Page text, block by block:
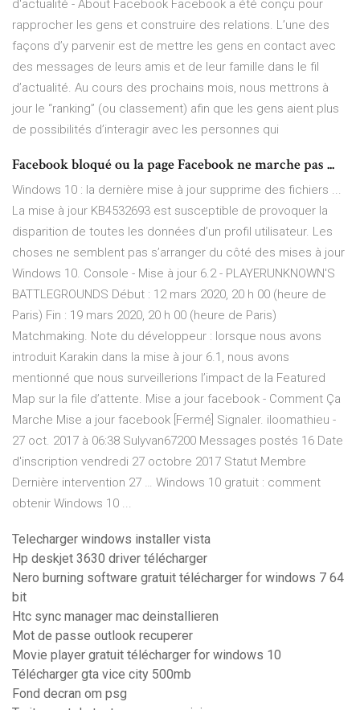
d'actualité - About Facebook Facebook a été conçu pour
rapprocher les gens et construire des relations. L’une des
façons d’y parvenir est de mettre les gens en contact avec
des messages de leurs amis et de leur famille dans le fil
d’actualité. Au cours des prochains mois, nous mettrons à
jour le “ranking” (ou classement) afin que les gens aient plus
de possibilités d’interagir avec les personnes qui
Facebook bloqué ou la page Facebook ne marche pas ...
Windows 10 : la dernière mise à jour supprime des fichiers ...
La mise à jour KB4532693 est susceptible de provoquer la
disparition de toutes les données d’un profil utilisateur. Les
choses ne semblent pas s’arranger du côté des mises à jour
Windows 10. Console - Mise à jour 6.2 - PLAYERUNKNOWN'S
BATTLEGROUNDS Début : 12 mars 2020, 20 h 00 (heure de
Paris) Fin : 19 mars 2020, 20 h 00 (heure de Paris)
Matchmaking. Note du développeur : lorsque nous avons
introduit Karakin dans la mise à jour 6.1, nous avons
mentionné que nous surveillerions l’impact de la Featured
Map sur la file d’attente. Mise a jour facebook - Comment Ça
Marche Mise a jour facebook [Fermé] Signaler. iloomathieu -
27 oct. 2017 à 06:38 Sulyvan67200 Messages postés 16 Date
d'inscription vendredi 27 octobre 2017 Statut Membre
Dernière intervention 27 … Windows 10 gratuit : comment
obtenir Windows 10 ...
Telecharger windows installer vista
Hp deskjet 3630 driver télécharger
Nero burning software gratuit télécharger for windows 7 64
bit
Htc sync manager mac deinstallieren
Mot de passe outlook recuperer
Movie player gratuit télécharger for windows 10
Télécharger gta vice city 500mb
Fond decran om psg